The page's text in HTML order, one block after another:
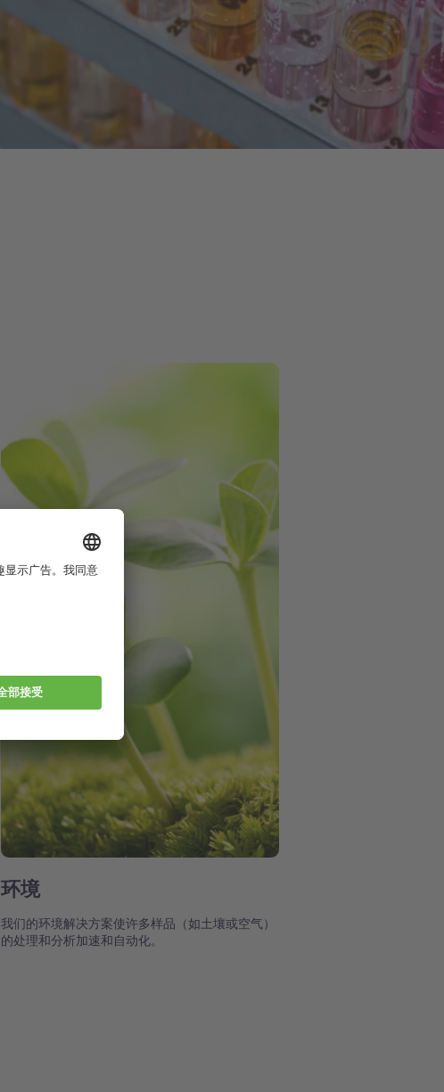
环境
我们的环境解决方案使许多样品（如土壤或空气）
的处理和分析加速和自动化。